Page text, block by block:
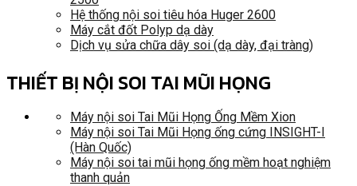
Hệ thống nội soi tiêu hóa Huger 2600
Máy cắt đốt Polyp dạ dày
Dịch vụ sửa chữa dây soi (dạ dày, đại tràng)
THIẾT BỊ NỘI SOI TAI MŨI HỌNG
Máy nội soi Tai Mũi Họng Ống Mềm Xion
Máy nội soi Tai Mũi Họng ống cứng INSIGHT-I
(Hàn Quốc)
Máy nội soi tai mũi họng ống mềm hoạt nghiệm
thanh quản